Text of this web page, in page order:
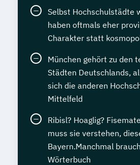
Selbst Hochschulstädte
haben oftmals eher
Charakter statt
München gehört zu den
Städten Deutschlands,
sich die anderen
Mittelfeld
Ribisl? Hoaglig?
muss sie verstehen,
Bayern.Manchmal
Wörterbuch